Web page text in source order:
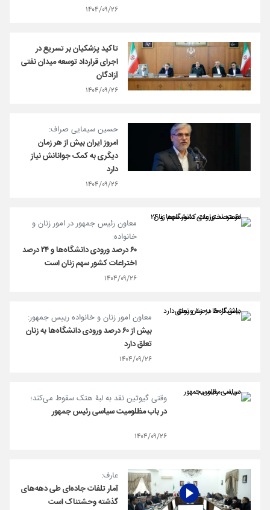
۱۴۰۴/۰۹/۲۶
تاکید پزشکیان بر تسریع در
اجرای قرارداد توسعه میدان نفتی
آزادگان
۱۴۰۴/۰۹/۲۶
حسین سیمایی صراف:
امروز ایران بیش از هر زمان
دیگری به کمک جوانانش نیاز
دارد
۱۴۰۴/۰۹/۲۶
معاون رئیس جمهور در امور زنان و
خانواده:
۶۰ درصد ورودی دانشگاه‌ها و ۲۴ درصد
اختراعات کشور سهم زنان است
۱۴۰۴/۰۹/۲۶
معاون امور زنان و خانواده رییس جمهور:
بیش از ۶۰ درصد ورودی دانشگاه‌ها به زنان
تعلق دارد
۱۴۰۴/۰۹/۲۶
وقتی گیوتین نقد به لبۀ هتک سقوط می‌کند؛
در باب مظلومیت سیاسی رئیس جمهور
۱۴۰۴/۰۹/۲۶
عارف:
آمار تلفات جاده‌ای طی دهه‌های
گذشته وحشتناک است